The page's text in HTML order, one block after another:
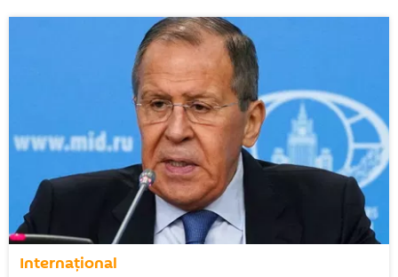
Internaţional